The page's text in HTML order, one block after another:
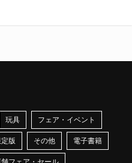
玩具 フェア・イベント
版 その他 電子書籍